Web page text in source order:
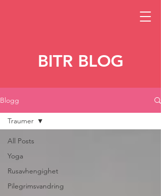
BITR BLOG
Blogg
All Posts
Yoga
Rusavhengighet
Pilegrimsvandring
Traumer